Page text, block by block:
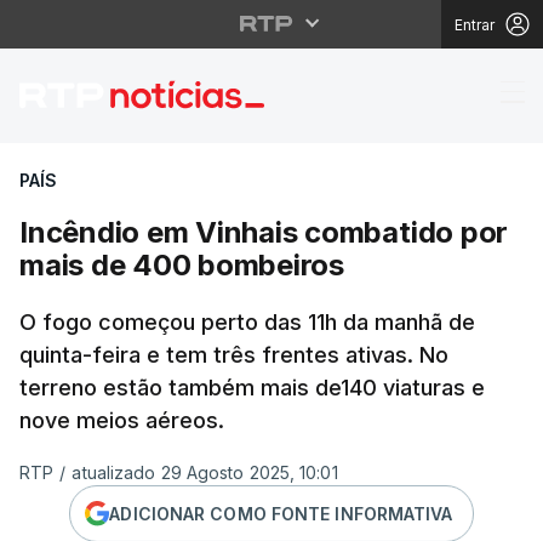
Entrar
Incêndio em Vinhais
PAÍS
Incêndio em Vinhais combatido por
mais de 400 bombeiros
O fogo começou perto das 11h da manhã de
quinta-feira e tem três frentes ativas. No
terreno estão também mais de140 viaturas e
nove meios aéreos.
RTP / atualizado 29 Agosto 2025, 10:01
ADICIONAR COMO FONTE INFORMATIVA